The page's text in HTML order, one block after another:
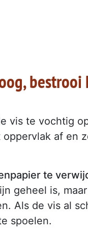
vis te vochtig
af en
te
geheel is,
Als de vis al
spoelen.